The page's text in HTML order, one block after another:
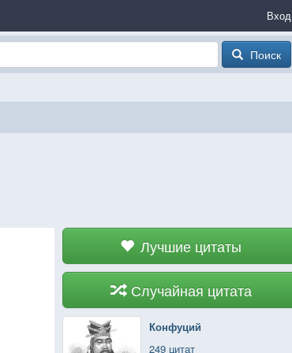
Вход
Поиск
Лучшие цитаты
Случайная цитата
Конфуций
249 цитат